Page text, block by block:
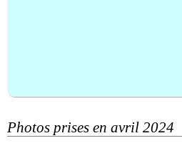
Photos prises en avril 2024